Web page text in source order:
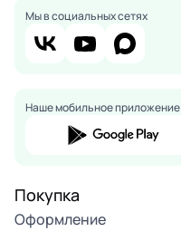
Мы в социальных сетях
Наше мобильное приложение
Покупка
Оформление